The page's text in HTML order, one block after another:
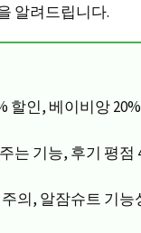
알려드립니다.
할인, 베이비앙
는 기능, 후기 평점
의, 알잠슈트 기능